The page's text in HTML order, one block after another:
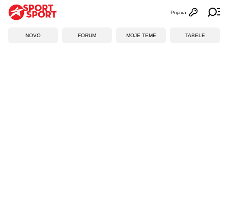
Otvori
Prijava
NOVO FORUM MOJE TEME TABELE